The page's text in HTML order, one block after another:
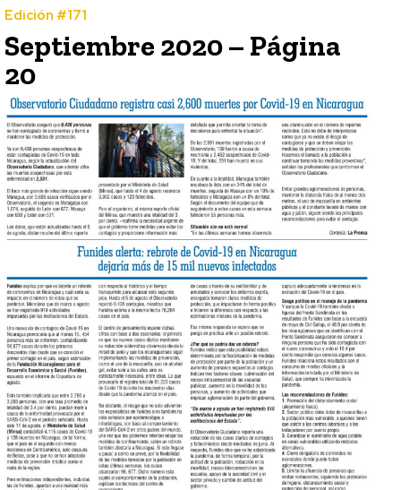
Edición #171
Septiembre 2020 – Página
20